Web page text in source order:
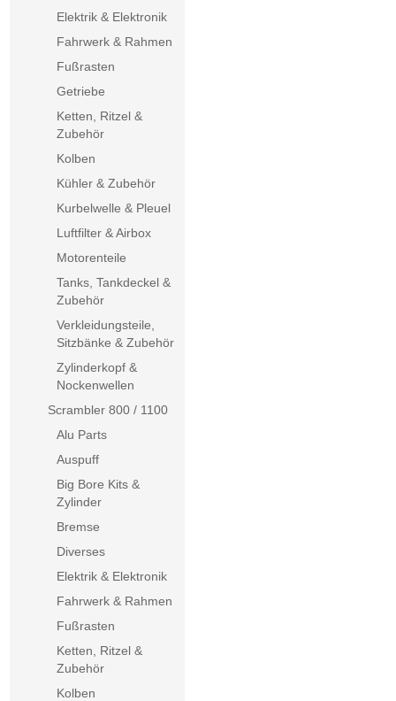
Elektrik & Elektronik
Fahrwerk & Rahmen
Fußrasten
Getriebe
Ketten, Ritzel &
Zubehör
Kolben
Kühler & Zubehör
Kurbelwelle & Pleuel
Luftfilter & Airbox
Motorenteile
Tanks, Tankdeckel &
Zubehör
Verkleidungsteile,
Sitzbänke & Zubehör
Zylinderkopf &
Nockenwellen
Scrambler 800 / 1100
Alu Parts
Auspuff
Big Bore Kits &
Zylinder
Bremse
Diverses
Elektrik & Elektronik
Fahrwerk & Rahmen
Fußrasten
Ketten, Ritzel &
Zubehör
Kolben